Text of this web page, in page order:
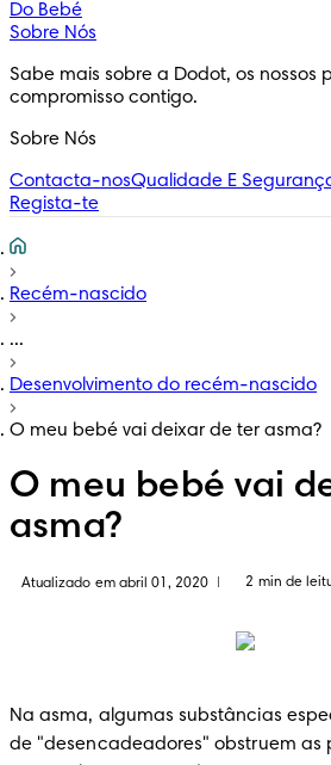
Do Bebé
Sobre Nós
Sabe mais sobre a Dodot, os nossos
compromisso contigo.
Sobre Nós
Contacta-nosQualidade E
Regista-te
Recém-nascido
...
Desenvolvimento do recém-nascido
O meu bebé vai deixar de ter asma?
O meu bebé vai
asma?
Atualizado em abril 01, 2020 2 min de
Na asma, algumas substâncias
de "desencadeadores" obstruem as